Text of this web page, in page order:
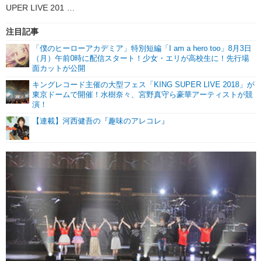
UPER LIVE 201 …
注目記事
「僕のヒーローアカデミア」特別短編「I am a hero too」8月3日
（月）午前0時に配信スタート！少女・エリが高校生に！先行場
面カットが公開
キングレコード主催の大型フェス「KING SUPER LIVE 2018」が
東京ドームで開催！水樹奈々、宮野真守ら豪華アーティストが競
演！
【連載】河西健吾の『趣味のアレコレ』